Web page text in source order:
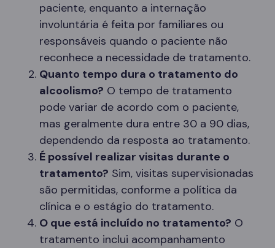
paciente, enquanto a internação
involuntária é feita por familiares ou
responsáveis quando o paciente não
reconhece a necessidade de tratamento.
Quanto tempo dura o tratamento do
alcoolismo? O tempo de tratamento
pode variar de acordo com o paciente,
mas geralmente dura entre 30 a 90 dias,
dependendo da resposta ao tratamento.
É possível realizar visitas durante o
tratamento? Sim, visitas supervisionadas
são permitidas, conforme a política da
clínica e o estágio do tratamento.
O que está incluído no tratamento? O
tratamento inclui acompanhamento